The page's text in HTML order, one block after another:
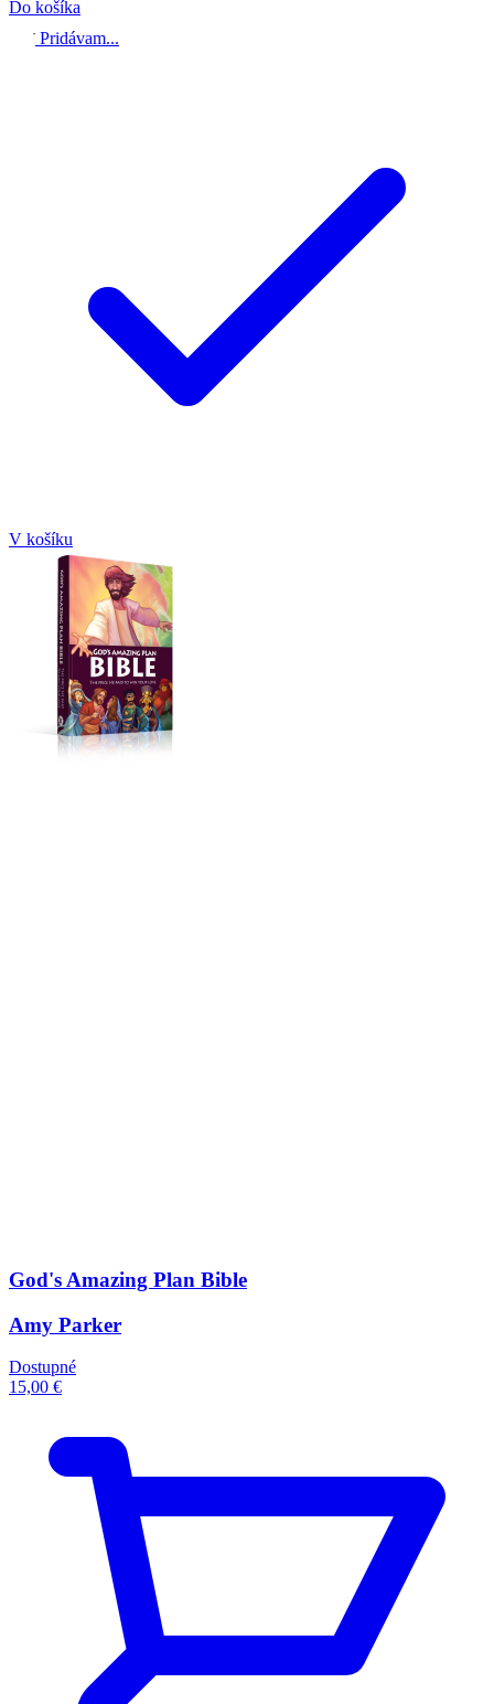
Do košíka
Pridávam...
V košíku
God's Amazing Plan Bible
Amy Parker
Dostupné
15,00 €